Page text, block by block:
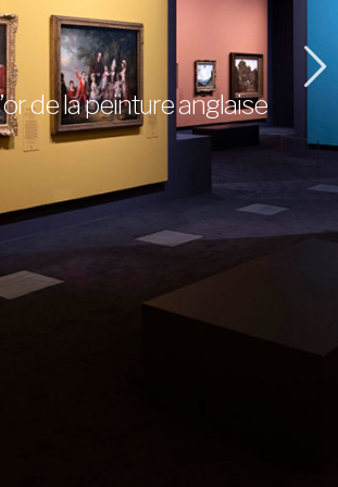
de la peinture anglaise